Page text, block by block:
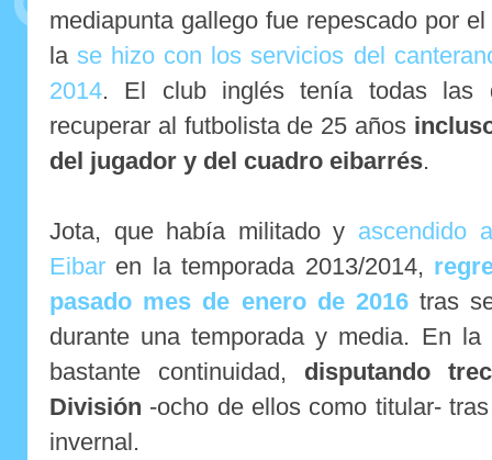
mediapunta gallego fue repescado por
lase hizo con los servicios del
2014. El club inglés tenía todas las
recuperar al futbolista de 25 años
del jugador y del cuadro eibarrés.
Jota, que había militado y ascendido
Eibar en la temporada 2013/2014,
pasado mes de enero de 2016tras
durante una temporada y media. En la
bastante continuidad, disputando
División -ocho de ellos como titular-
invernal.